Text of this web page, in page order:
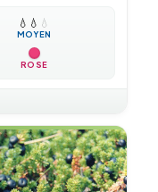
💧 💧 💧
MOYEN
ROSE